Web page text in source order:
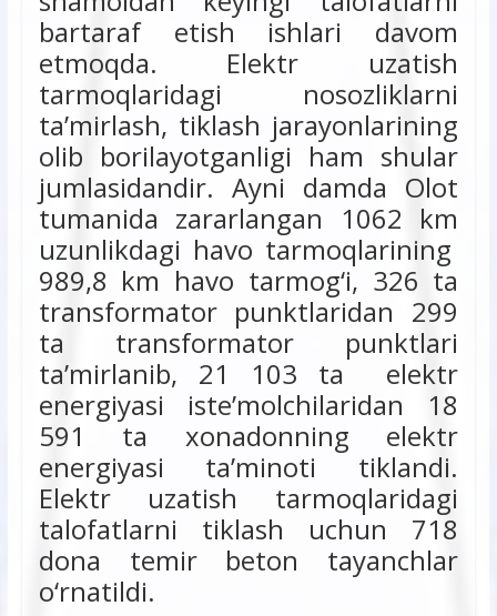
bartaraf etish ishlari davom
etmoqda. Elektr uzatish
tarmoqlaridagi nosozliklarni
ta’mirlash, tiklash jarayonlarining
olib borilayotganligi ham shular
jumlasidandir. Ayni damda Olot
tumanida zararlangan 1062 km
uzunlikdagi havo tarmoqlarining
989,8 km havo tarmog‘i, 326 ta
transformator punktlaridan 299
ta transformator punktlari
ta’mirlanib, 21 103 ta elektr
energiyasi iste’molchilaridan 18
591 ta xonadonning elektr
energiyasi ta’minoti tiklandi.
Elektr uzatish tarmoqlaridagi
talofatlarni tiklash uchun 718
dona temir beton tayanchlar
o‘rnatildi.